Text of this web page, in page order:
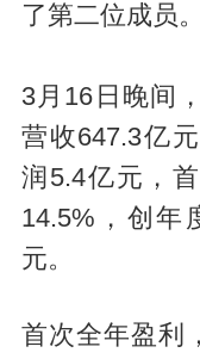
了第二位成员。
3月16日晚间
营收647.3亿
润5.4亿元，
14.5%，创年
元。
首次全年盈利